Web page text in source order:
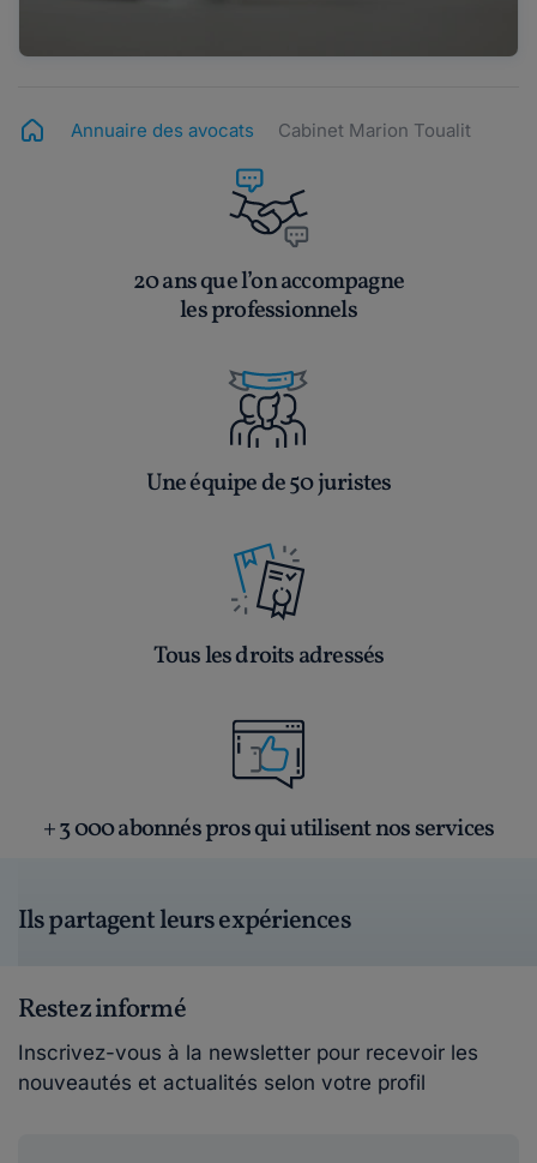
Annuaire des avocats Cabinet Marion Toualit
20 ans que l’on accompagne
les professionnels
Une équipe de 50 juristes
Tous les droits adressés
+ 3 000 abonnés pros qui utilisent nos services
Ils partagent leurs expériences
Restez informé
Inscrivez-vous à la newsletter pour recevoir les
nouveautés et actualités selon votre profil